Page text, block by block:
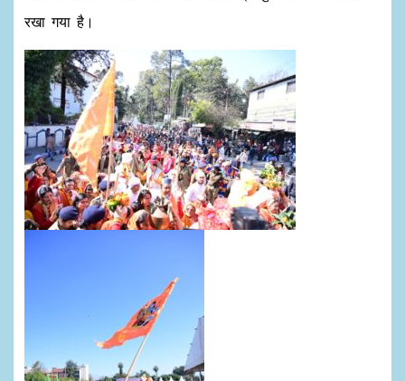
रखा गया है।